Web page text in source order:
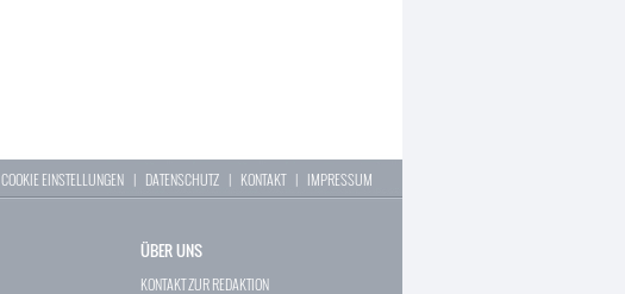
COOKIE EINSTELLUNGEN | DATENSCHUTZ | KONTAKT| IMPRESSUM
ÜBER UNS
KONTAKT ZUR REDAKTION